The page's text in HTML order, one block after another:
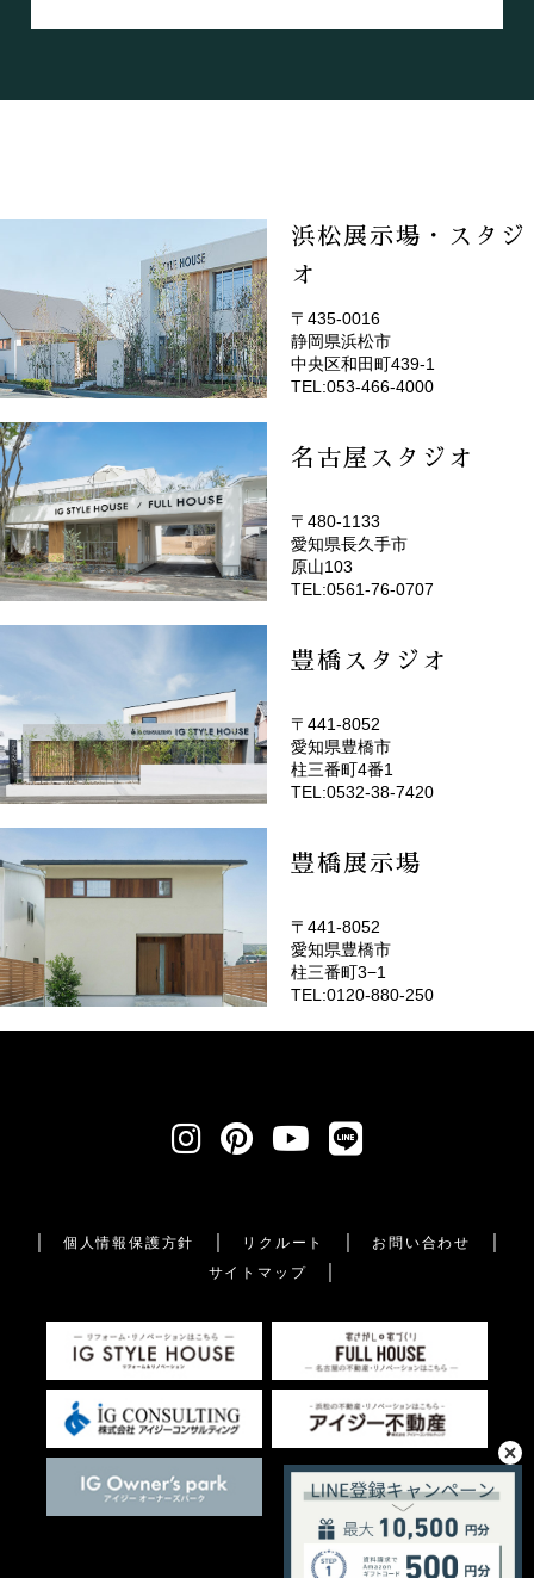
浜松展示場・スタジ
オ
(EMOTOP浜松)
〒435-0016
静岡県浜松市
中央区和田町439-1
TEL:053-466-4000
名古屋スタジオ
(EMOTOP名古屋)
〒480-1133
愛知県長久手市
原山103
TEL:0561-76-0707
豊橋スタジオ
(EMOTOP豊橋)
〒441-8052
愛知県豊橋市
柱三番町4番1
TEL:0532-38-7420
豊橋展示場
〒441-8052
愛知県豊橋市
柱三番町3−1
TEL:0120-880-250
個人情報保護方針 リクルート
お問い合わせ
サイトマップ